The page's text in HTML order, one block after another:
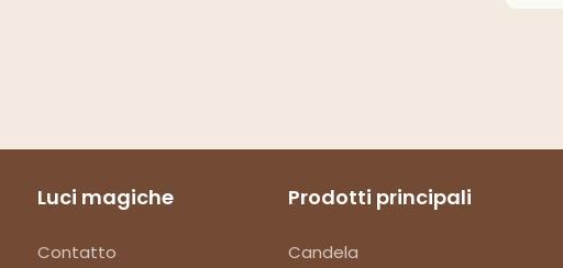
Luci magiche
Contatto
Prodotti principali
Candela